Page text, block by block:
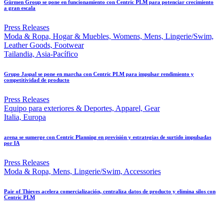
Gürmen Group se pone en funcionamiento con Centric PLM para potenciar crecimiento
a gran escala
Press Releases
Moda & Ropa, Hogar & Muebles, Womens, Mens, Lingerie/Swim,
Leather Goods, Footwear
Tailandia, Asia-Pacífico
Grupo Jaspal se pone en marcha con Centric PLM para impulsar rendimiento y
competitividad de producto
Press Releases
Equipo para exteriores & Deportes, Apparel, Gear
Italia, Europa
arena se sumerge con Centric Planning en previsión y estrategias de surtido impulsadas
por IA
Press Releases
Moda & Ropa, Mens, Lingerie/Swim, Accessories
Pair of Thieves acelera comercialización, centraliza datos de producto y elimina silos con
Centric PLM